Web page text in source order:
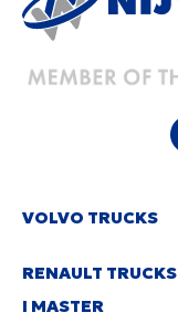
VOLVO TRUCKS
RENAULT TRUCKS
I MASTER